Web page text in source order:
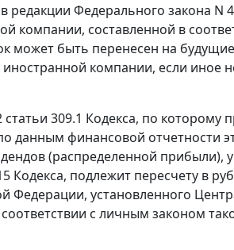
редакции Федерального закона
компании, составленной в
может быть перенесен на
компании, если иное
309.1 Кодекса, по
данным финансовой отчетности
(распределенной прибыли),
Кодекса, подлежит пересчету в
Федерации, установленного
с личным законом